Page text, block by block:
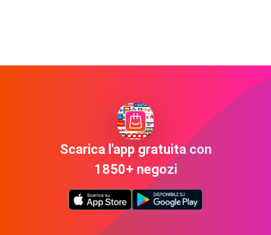
Scarica l'app gratuita con
1850+ negozi